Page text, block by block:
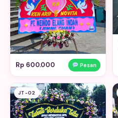
Rp 600.000 Pesan
JT-02